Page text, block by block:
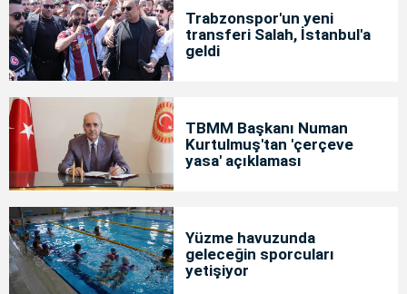
Trabzonspor'un yeni
transferi Salah, İstanbul'a
geldi
TBMM Başkanı Numan
Kurtulmuş'tan 'çerçeve
yasa' açıklaması
Yüzme havuzunda
geleceğin sporcuları
yetişiyor